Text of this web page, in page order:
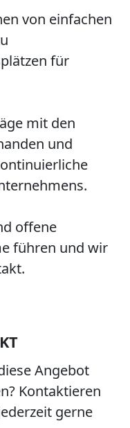
von einfachen
für
mit den
und
offene
führen und wir
Angebot
Kontaktieren
gerne